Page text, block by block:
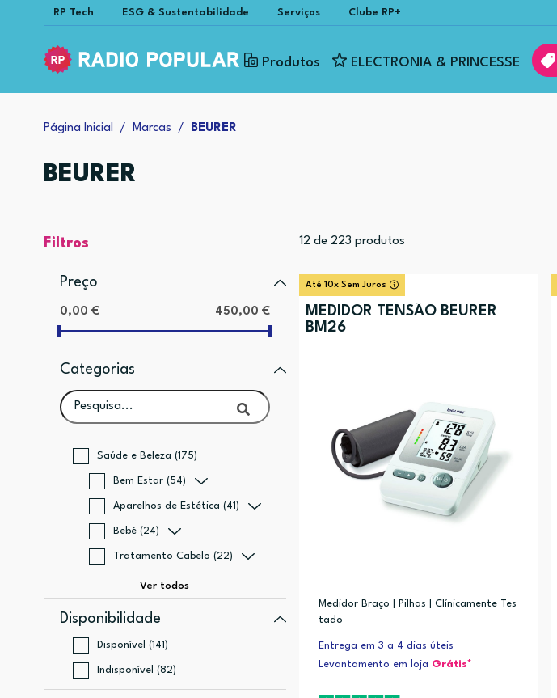
RP Tech ESG & Sustentabilidade Serviços Clube RP+
Produtos ELECTRONIA & PRINCESSE
Página Inicial Marcas BEURER
BEURER
Filtros
Preço
0,00 € 450,00 €
Categorias
Saúde e Beleza (175)
Bem Estar (54)
Aparelhos de Estética (41)
Bebé (24)
Tratamento Cabelo (22)
Disponibilidade
Disponível (141)
Indisponível (82)
12 de 223 produtos
Até 10x Sem Juros
MEDIDOR TENSÃO BEURER
BM26
Medidor Braço | Pilhas | Clínicamente Tes
tado
Entrega em 3 a 4 dias úteis
Levantamento em loja Grátis*